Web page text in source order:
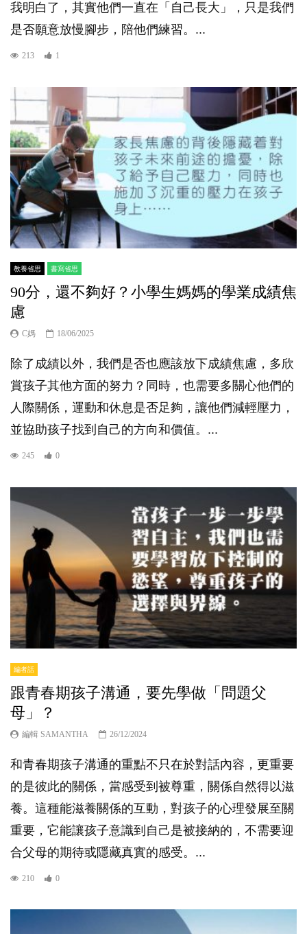
我明白了，其實他們一直在「自己長大」，只是我們
是否願意放慢腳步，陪他們練習。...
213 1
教養省思 書寫省思
90分，還不夠好？小學生媽媽的學業成績焦
慮
C媽 18/06/2025
除了成績以外，我們是否也應該放下成績焦慮，多欣
賞孩子其他方面的努力？同時，也需要多關心他們的
人際關係，運動和休息是否足夠，讓他們減輕壓力，
並協助孩子找到自己的方向和價值。...
245 0
編者話
跟青春期孩子溝通，要先學做「問題父
母」？
編輯 SAMANTHA 26/12/2024
和青春期孩子溝通的重點不只在於對話內容，更重要
的是彼此的關係，當感受到被尊重，關係自然得以滋
養。這種能滋養關係的互動，對孩子的心理發展至關
重要，它能讓孩子意識到自己是被接納的，不需要迎
合父母的期待或隱藏真實的感受。...
210 0